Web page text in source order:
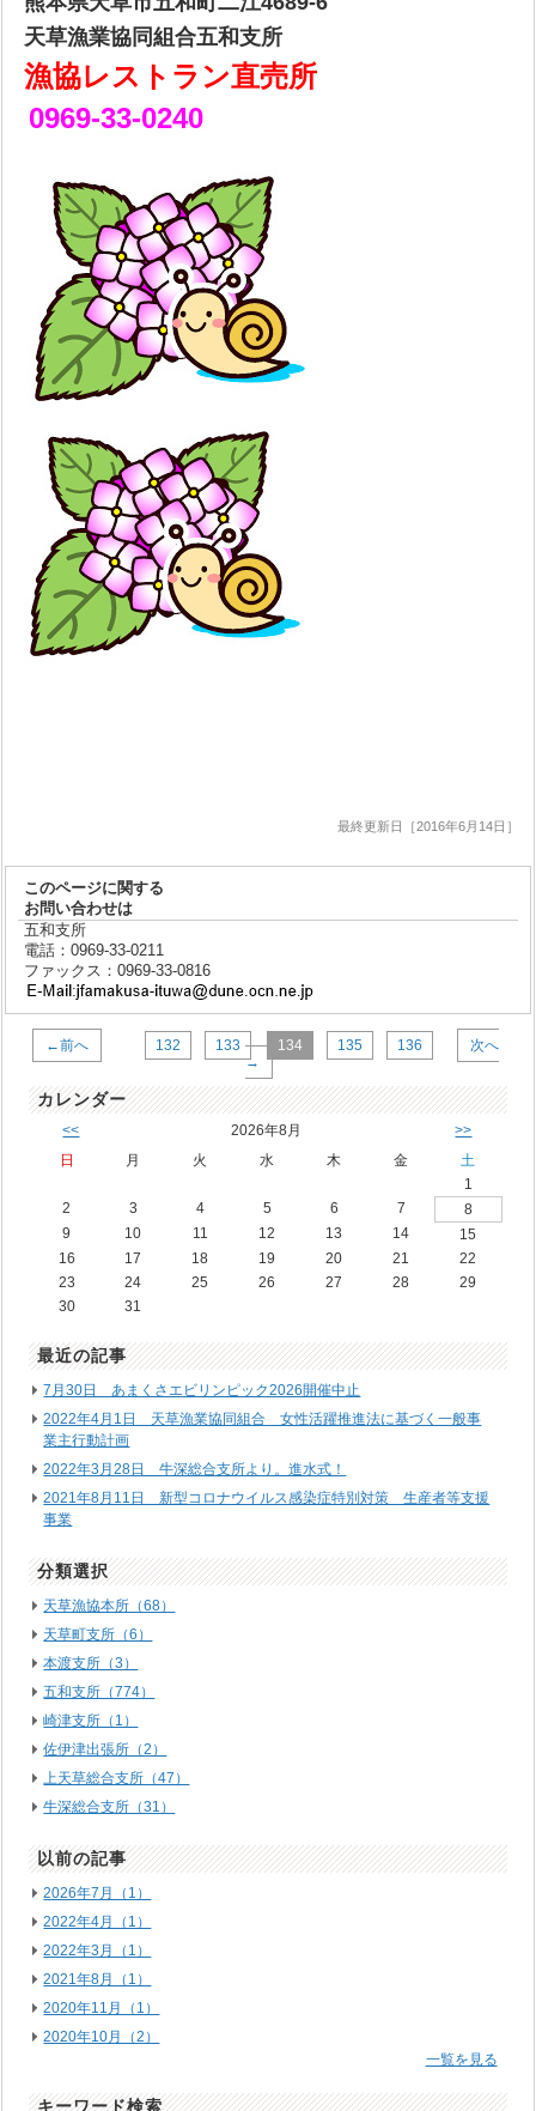
天草漁業協同組合五和支所
漁協レストラン直売所
0969-33-0240
最終更新日［2016年6月14日］
このページに関する
お問い合わせは
五和支所
電話：0969-33-0211
ファックス：0969-33-0816
←前へ 132 133 134 135 136
次へ
→
カレンダー
<< 2026年8月 >>
日 月 火 水 木 金
土
1
2
3 4 5 6 7
8
9
10 11 12 13 14
15
16
17 18 19 20 21
22
23
24 25 26 27 28
29
30
31
最近の記事
7月30日 あまくさエビリンピック2026開催中止
2022年4月1日 天草漁業協同組合 女性活躍推進法に基づく一般事
業主行動計画
2022年3月28日 牛深総合支所より。進水式！
2021年8月11日 新型コロナウイルス感染症特別対策 生産者等支援
事業
分類選択
天草漁協本所（68）
天草町支所（6）
本渡支所（3）
五和支所（774）
崎津支所（1）
佐伊津出張所（2）
上天草総合支所（47）
牛深総合支所（31）
以前の記事
2026年7月（1）
2022年4月（1）
2022年3月（1）
2021年8月（1）
2020年11月（1）
2020年10月（2）
一覧を見る
キーワード検索